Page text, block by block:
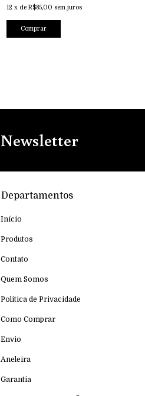
12 x de R$85,00 sem juros
Comprar
Newsletter
Departamentos
Início
Produtos
Contato
Quem Somos
Politica de Privacidade
Como Comprar
Envio
Aneleira
Garantia